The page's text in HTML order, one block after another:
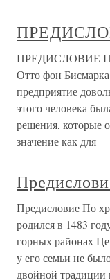
ПРЕДИСЛОВИЕ
Отто фон
предприятие
этого человека
решения, которые
значение как для
Предисловие По
родился в 1483
горных районах
у его семьи не
двойной традиции